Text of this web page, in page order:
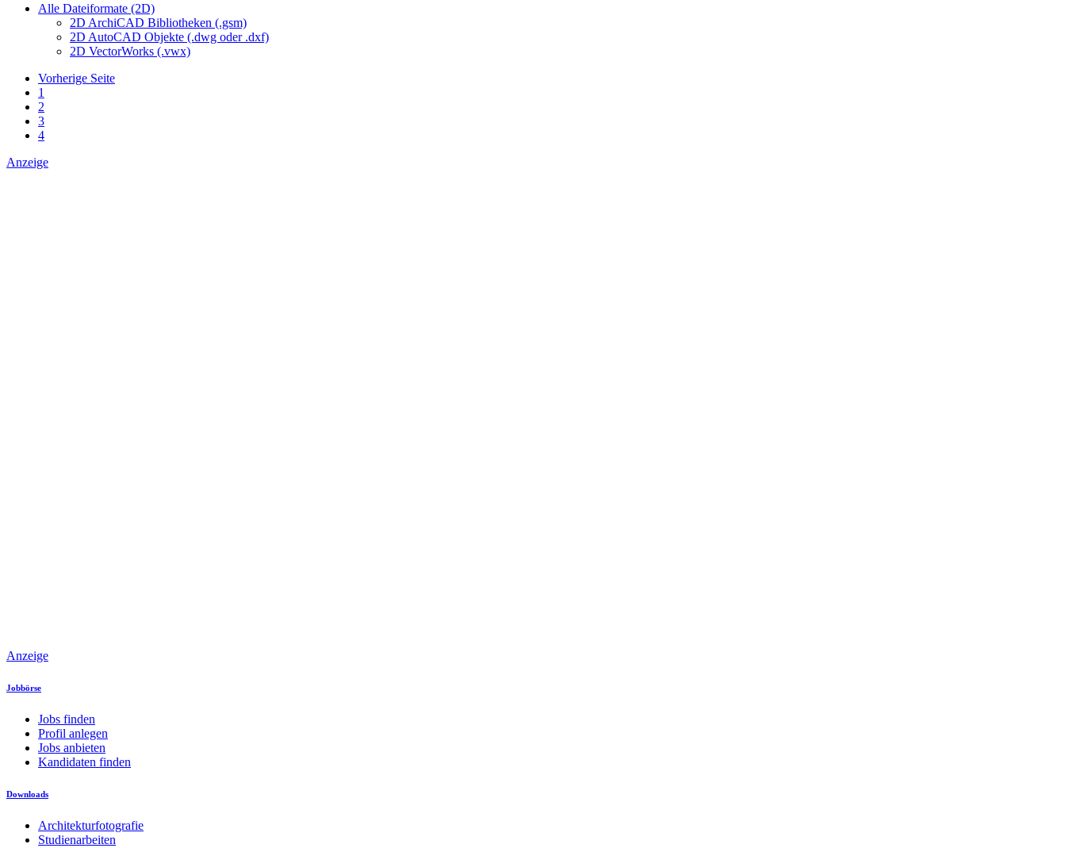
Alle Dateiformate (2D)
2D ArchiCAD Bibliotheken (.gsm)
2D AutoCAD Objekte (.dwg oder .dxf)
2D VectorWorks (.vwx)
Vorherige Seite
1
2
3
4
Anzeige
Anzeige
Jobbörse
Jobs finden
Profil anlegen
Jobs anbieten
Kandidaten finden
Downloads
Architekturfotografie
Studienarbeiten